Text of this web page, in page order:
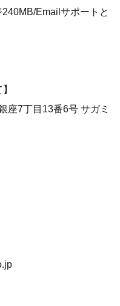
Emailサポートと
座7丁目13番6号 サガミ